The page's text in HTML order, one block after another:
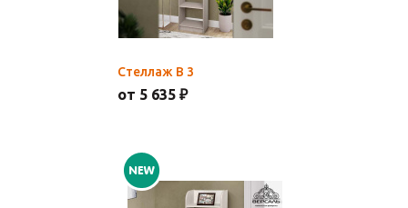
Стеллаж В 3
от 5 635 ₽